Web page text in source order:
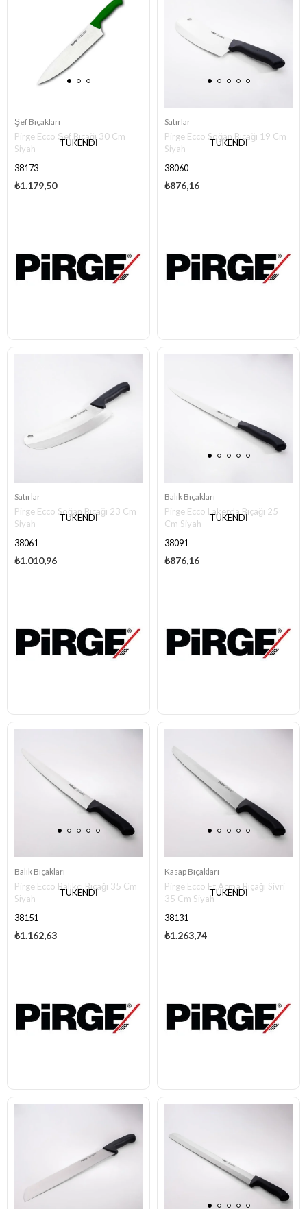
TÜKENDI
Şef Bıçakları
Pirge Ecco Şef Bıçağı 30 Cm
Siyah
38173
₺1.179,50
TÜKENDI
Satırlar
Pirge Ecco Soğan Bıçağı 19 Cm
Siyah
38060
₺876,16
TÜKENDI
Satırlar
Pirge Ecco Soğan Bıçağı 23 Cm
Siyah
38061
₺1.010,96
TÜKENDI
Balık Bıçakları
Pirge Ecco Lakerda Bıçağı 25
Cm Siyah
38091
₺876,16
TÜKENDI
Balık Bıçakları
Pirge Ecco Balıkçı Bıçağı 35 Cm
Siyah
38151
₺1.162,63
TÜKENDI
Kasap Bıçakları
Pirge Ecco Et Açma Bıçağı Sivri
35 Cm Siyah
38131
₺1.263,74